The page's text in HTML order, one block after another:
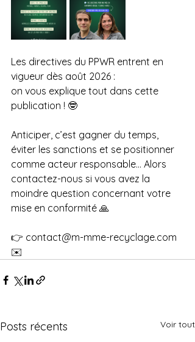
Les directives du PPWR entrent en
vigueur dès août 2026 :
on vous explique tout dans cette
publication ! 🤓
Anticiper, c’est gagner du temps,
éviter les sanctions et se positionner
comme acteur responsable… Alors
contactez-nous si vous avez la
moindre question concernant votre
mise en conformité 🙏
👉 contact@m-mme-recyclage.com
✉️
Posts récents Voir tout